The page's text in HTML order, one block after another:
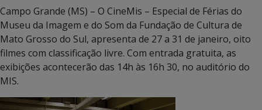
Campo Grande (MS) – O CineMis – Especial de Férias do
Museu da Imagem e do Som da Fundação de Cultura de
Mato Grosso do Sul, apresenta de 27 a 31 de janeiro, oito
filmes com classificação livre. Com entrada gratuita, as
exibições acontecerão das 14h às 16h 30, no auditório do
MIS.